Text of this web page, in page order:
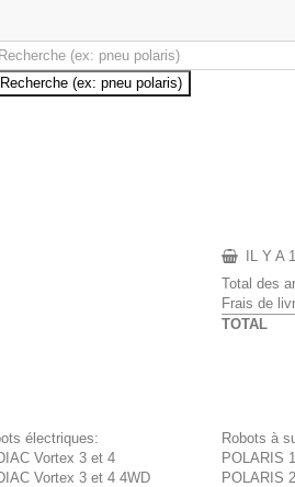
Recherche (ex: pneu polaris)
IL Y A
Total des
Frais de
TOTAL
électriques:
Vortex 3 et 4
Vortex 3 et 4 4WD
Robots à
POLARIS
POLARIS